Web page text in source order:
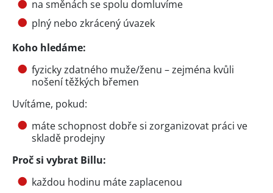
na směnách se spolu domluvíme
plný nebo zkrácený úvazek
Koho hledáme:
fyzicky zdatného muže/ženu – zejména kvůli
nošení těžkých břemen
Uvítáme, pokud:
máte schopnost dobře si zorganizovat práci ve
skladě prodejny
Proč si vybrat Billu:
každou hodinu máte zaplacenou